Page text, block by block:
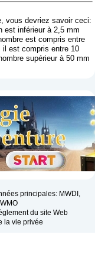
vous devriez savoir ceci:
est inférieur à 2,5 mm
est compris entre
il est compris entre 10
supérieur à 50 mm
principales: MWDI,
du site Web
la vie privée